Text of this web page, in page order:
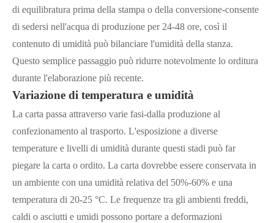
di equilibratura prima della stampa o della conversione-consente
di sedersi nell'acqua di produzione per 24-48 ore, così il
contenuto di umidità può bilanciare l'umidità della stanza.
Questo semplice passaggio può ridurre notevolmente lo orditura
durante l'elaborazione più recente.
Variazione di temperatura e umidità
La carta passa attraverso varie fasi-dalla produzione al
confezionamento al trasporto. L'esposizione a diverse
temperature e livelli di umidità durante questi stadi può far
piegare la carta o ordito. La carta dovrebbe essere conservata in
un ambiente con una umidità relativa del 50%-60% e una
temperatura di 20-25 °C. Le frequenze tra gli ambienti freddi,
caldi o asciutti e umidi possono portare a deformazioni